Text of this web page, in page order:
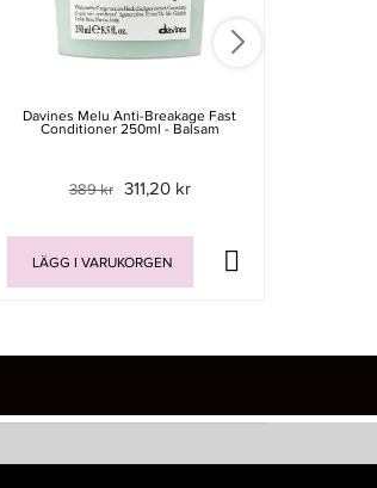
Davines Melu Anti-Breakage Fast
Conditioner 250ml - Balsam
389 kr 311,20 kr
LÄGG I VARUKORGEN